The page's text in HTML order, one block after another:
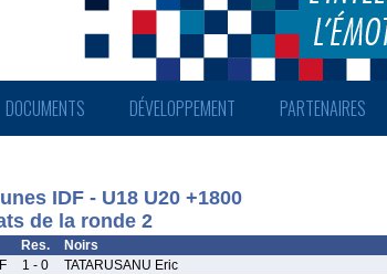
DOCUMENTS DÉVELOPPEMENT PARTENAIRES
IDF - U18 U20 +1800
de la ronde 2
Res. Noirs
1 - 0 TATARUSANU Eric